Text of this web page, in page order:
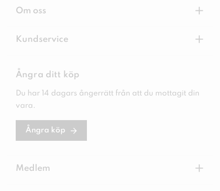
Om oss +
Kundservice +
Ångra ditt köp
Du har 14 dagars ångerrätt från att du mottagit din
vara.
Ångra köp
Medlem +